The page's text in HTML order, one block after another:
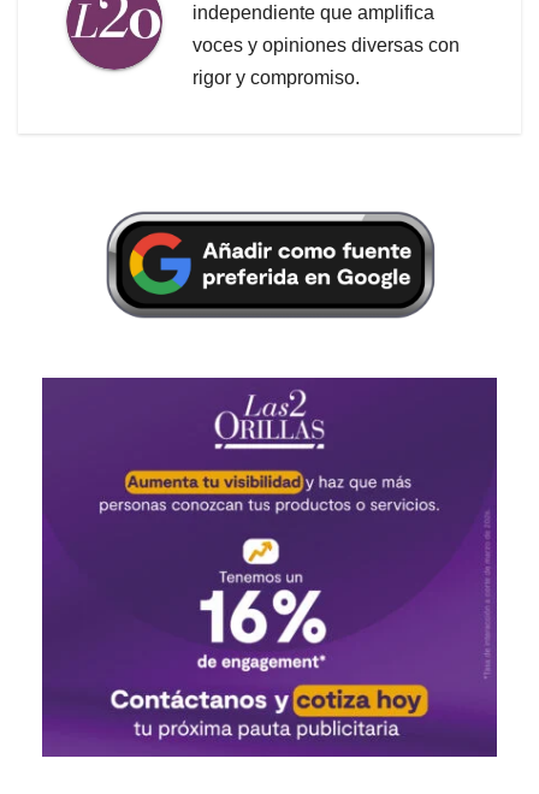
independiente que amplifica
voces y opiniones diversas con
rigor y compromiso.